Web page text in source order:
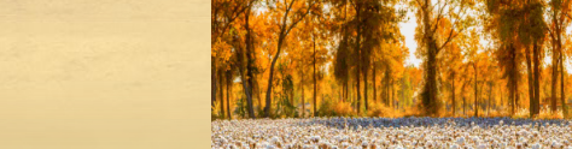
您现在的位置： 首页 > 畅游部落 > 部落风采